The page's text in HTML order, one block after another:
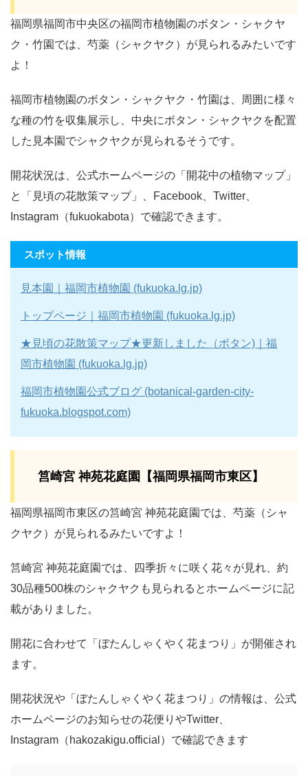
福岡県福岡市中央区の福岡市植物園のボタン・シャクヤ
ク・竹園では、芍薬（シャクヤク）が見られるみたいです
よ！
福岡市植物園のボタン・シャクヤク・竹園は、周囲に様々
な種の竹を収集展示し、中央にボタン・シャクヤクを配置
した見本園でシャクヤクが見られるそうです。
開花状況は、公式ホームページの「開花中の植物マップ」
と「見頃の花散策マップ」、Facebook、Twitter、
Instagram（fukuokabota）で確認できます。
スポット情報
見本園｜福岡市植物園 (fukuoka.lg.jp)
トップページ｜福岡市植物園 (fukuoka.lg.jp)
★見頃の花散策マップ★更新しました（ボタン)｜福
岡市植物園 (fukuoka.lg.jp)
福岡市植物園公式ブログ (botanical-garden-city-
fukuoka.blogspot.com)
筥崎宮 神苑花庭園【福岡県福岡市東区】
福岡県福岡市東区の筥崎宮 神苑花庭園では、芍薬（シャ
クヤク）が見られるみたいですよ！
筥崎宮 神苑花庭園では、四季折々に咲く花々が見れ、約
30品種500株のシャクヤクも見られるとホームページに記
載がありました。
開花に合わせて「ぼたんしゃくやく花まつり」が開催され
ます。
開花状況や「ぼたんしゃくやく花まつり」の情報は、公式
ホームページのお知らせの花便りやTwitter、
Instagram（hakozakigu.official）で確認できます